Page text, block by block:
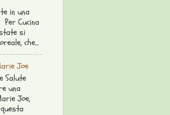
in una
Per Cucina
si
che...
Joe
Salute
una
Joe,